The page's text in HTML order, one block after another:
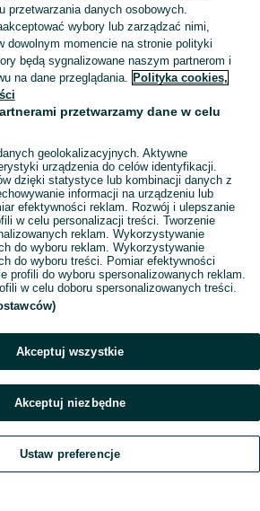
Skorzystaj z największego serwisu ogłoszeniowego - Sianowo-Cieszonko i okolice! Kupuj to, czego pragniesz i sprzedawaj to, czego już nie potrzebujesz! Zobacz
Dodaj Czat Konto
przetwarzania danych osobowych.
wybory lub zarządzać nimi,
dowolnym momencie na stronie polityki
będą sygnalizowane naszym partnerom i
na dane przeglądania. Polityka cookies,
przetwarzamy dane w celu
geolokalizacyjnych. Aktywne
urządzenia do celów identyfikacji.
dzięki statystyce lub kombinacji danych z
informacji na urządzeniu lub
efektywności reklam. Rozwój i ulepszanie
w celu personalizacji treści. Tworzenie
reklam. Wykorzystywanie
do wyboru reklam. Wykorzystywanie
do wyboru treści. Pomiar efektywności
profili do wyboru spersonalizowanych reklam.
w celu doboru spersonalizowanych treści.
Akceptuj wszystkie
Akceptuj niezbędne
Ustaw preferencje